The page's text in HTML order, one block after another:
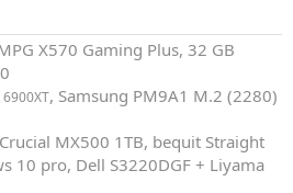
X570 Gaming Plus, 32 GB
6900XT, Samsung PM9A1 M.2 (2280)
MX500 1TB, bequit Straight
10 pro, Dell S3220DGF + Liyama